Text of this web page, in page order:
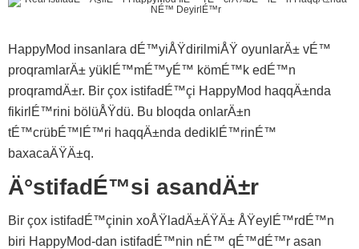
HappyMod insanlara dÉ™yiÅŸdirilmiÅŸ oyunlarÄ± vÉ™
proqramlarÄ± yüklÉ™mÉ™yÉ™ kömÉ™k edÉ™n
proqramdÄ±r. Bir çox istifadÉ™çi HappyMod haqqÄ±nda
fikirlÉ™rini bölüÅŸdü. Bu bloqda onlarÄ±n
tÉ™crübÉ™lÉ™ri haqqÄ±nda dediklÉ™rinÉ™
baxacaÄŸÄ±q.
Ä°stifadÉ™si asandÄ±r
Bir çox istifadÉ™çinin xoÅŸladÄ±ÄŸÄ± ÅŸeylÉ™rdÉ™n
biri HappyMod-dan istifadÉ™nin nÉ™ qÉ™dÉ™r asan